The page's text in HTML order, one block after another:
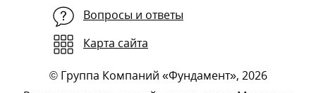
Вопросы и ответы
Карта сайта
© Группа Компаний «Фундамент», 2026